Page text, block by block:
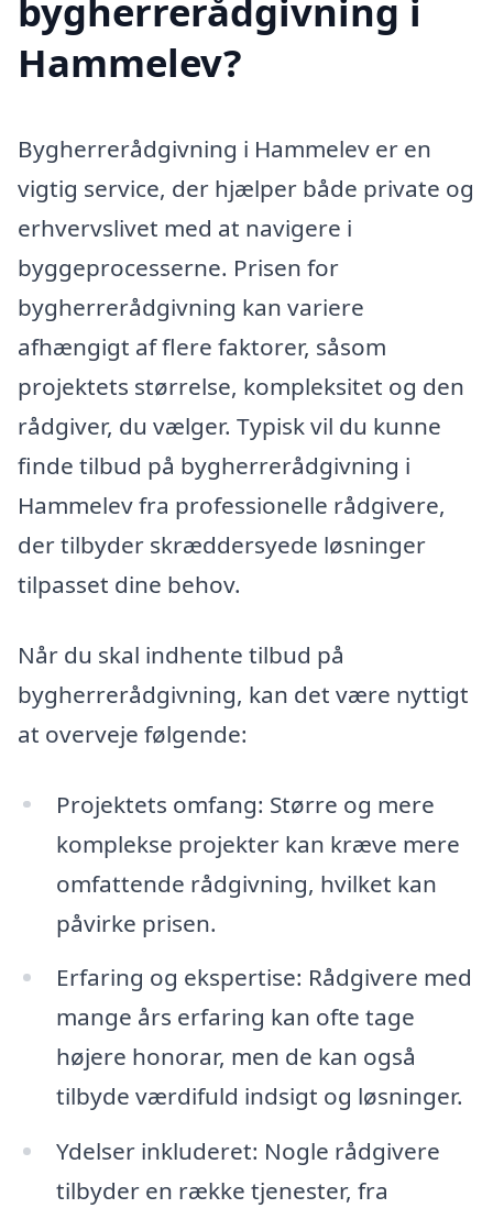
bygherrerådgivning i
Hammelev?
Bygherrerådgivning i Hammelev er en
vigtig service, der hjælper både private og
erhvervslivet med at navigere i
byggeprocesserne. Prisen for
bygherrerådgivning kan variere
afhængigt af flere faktorer, såsom
projektets størrelse, kompleksitet og den
rådgiver, du vælger. Typisk vil du kunne
finde tilbud på bygherrerådgivning i
Hammelev fra professionelle rådgivere,
der tilbyder skræddersyede løsninger
tilpasset dine behov.
Når du skal indhente tilbud på
bygherrerådgivning, kan det være nyttigt
at overveje følgende:
Projektets omfang: Større og mere
komplekse projekter kan kræve mere
omfattende rådgivning, hvilket kan
påvirke prisen.
Erfaring og ekspertise: Rådgivere med
mange års erfaring kan ofte tage
højere honorar, men de kan også
tilbyde værdifuld indsigt og løsninger.
Ydelser inkluderet: Nogle rådgivere
tilbyder en række tjenester, fra